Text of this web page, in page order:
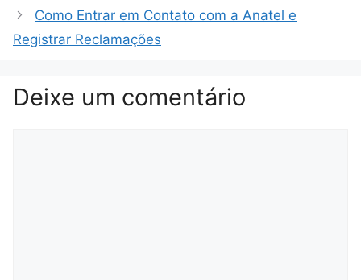
Como Entrar em Contato com a Anatel e
Registrar Reclamações
Deixe um comentário